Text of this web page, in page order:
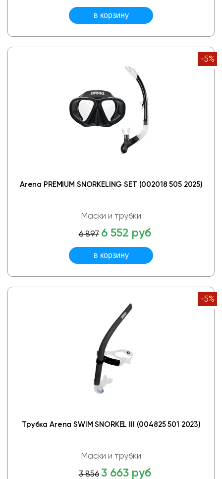
-5%
Arena PREMIUM SNORKELING SET (002018 505 2025)
Маски и трубки
6 897 6 552 руб
-5%
Трубка Arena SWIM SNORKEL III (004825 501 2023)
Маски и трубки
3 856 3 663 руб